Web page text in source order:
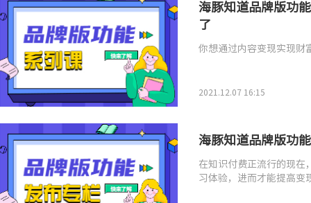
海豚知道品牌版功
了
你想通过内容变现实现财
2021.12.07 16:15
海豚知道品牌版功
在知识付费正流行的现在
习体验，进而才能提高变